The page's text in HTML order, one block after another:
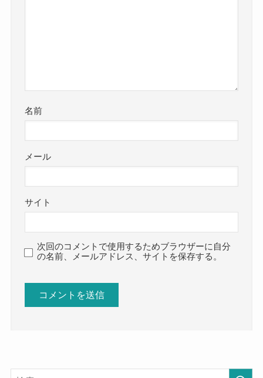
名前
メール
サイト
次回のコメントで使用するためブラウザーに自分
の名前、メールアドレス、サイトを保存する。